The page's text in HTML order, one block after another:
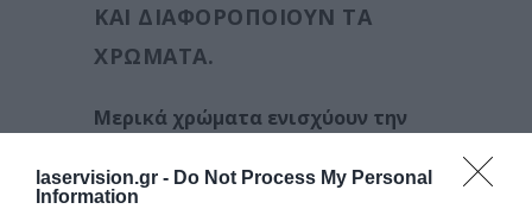
laservision.gr - Do Not Process My Personal
Information
ΚΑΙ ΔΙΑΦΟΡΟΠΟΙΟΎΝ ΤΑ
ΧΡΏΜΑΤΑ.
Μερικά χρώματα ενισχύουν την
περιπτώσεις μπορεί να είναι